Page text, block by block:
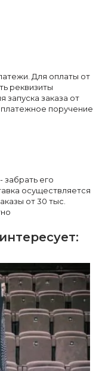
Для оплаты от
реквизиты
запуска заказа от
поручение
забрать его
осуществляется
от 30 тыс.